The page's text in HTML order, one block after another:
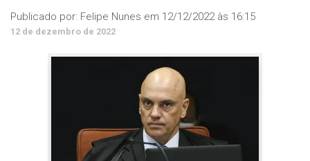
Publicado por: Felipe Nunes em 12/12/2022 às 16:15
12 de dezembro de 2022